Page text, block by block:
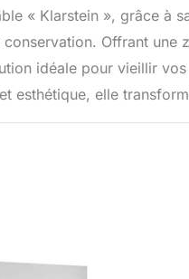
« Klarstein », grâce à
conservation. Offrant une
idéale pour vieillir
esthétique, elle